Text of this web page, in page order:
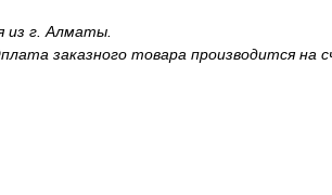
из г. Алматы.
заказного товара производится на